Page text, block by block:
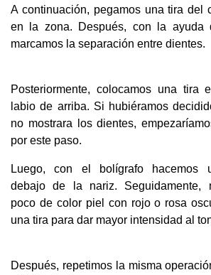
A continuación, pegamos una tira del
en la zona. Después, con la ayuda
marcamos la separación entre dientes.
Posteriormente, colocamos una tira
labio de arriba. Si hubiéramos
no mostrara los dientes,
por este paso.
Luego, con el bolígrafo hacemos
debajo de la nariz. Seguidamente,
poco de color piel con rojo o rosa
una tira para dar mayor intensidad al
Después, repetimos la misma